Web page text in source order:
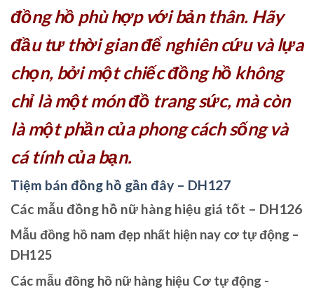
đồng hồ phù hợp với bản thân. Hãy
đầu tư thời gian để nghiên cứu và lựa
chọn, bởi một chiếc đồng hồ không
chỉ là một món đồ trang sức, mà còn
là một phần của phong cách sống và
cá tính của bạn.
Tiệm bán đồng hồ gần đây – DH127
Các mẫu đồng hồ nữ hàng hiệu giá tốt – DH126
Mẫu đồng hồ nam đẹp nhất hiện nay cơ tự động –
DH125
Các mẫu đồng hồ nữ hàng hiệu Cơ tự động -